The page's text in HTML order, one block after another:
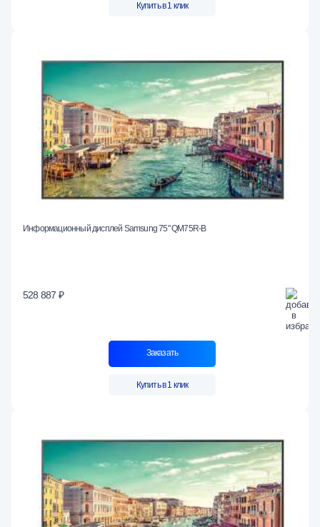
Купить в 1 клик
Информационный дисплей Samsung 75" QM75R-B
528 887 ₽
Заказать
Купить в 1 клик